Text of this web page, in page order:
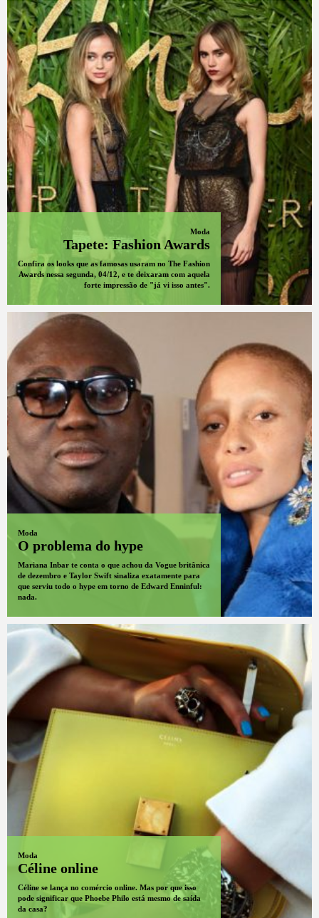
Moda
Tapete: Fashion Awards
Confira os looks que as famosas usaram no The Fashion
Awards nessa segunda, 04/12, e te deixaram com aquela
forte impressão de "já vi isso antes".
Moda
O problema do hype
Mariana Inbar te conta o que achou da Vogue britânica
de dezembro e Taylor Swift sinaliza exatamente para
que serviu todo o hype em torno de Edward Enninful:
nada.
Moda
Céline online
Céline se lança no comércio online. Mas por que isso
pode significar que Phoebe Philo está mesmo de saída
da casa?